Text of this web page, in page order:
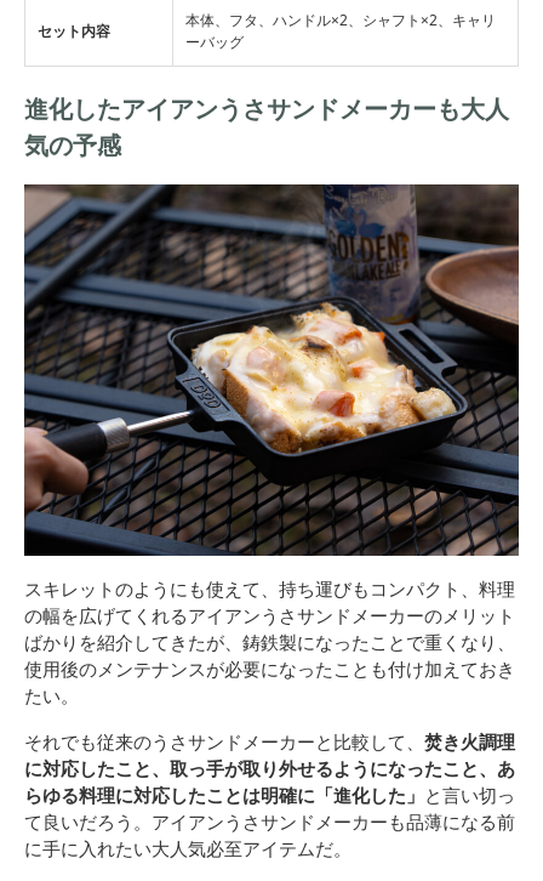
セット内容
本体、フタ、ハンドル×2、シャフト×2、キャリ
ーバッグ
進化したアイアンうさサンドメーカーも大人
気の予感
スキレットのようにも使えて、持ち運びもコンパクト、料理
の幅を広げてくれるアイアンうさサンドメーカーのメリット
ばかりを紹介してきたが、鋳鉄製になったことで重くなり、
使用後のメンテナンスが必要になったことも付け加えておき
たい。
それでも従来のうさサンドメーカーと比較して、 焚き火調理
に対応したこと、取っ手が取り外せるようになったこと、あ
らゆる料理に対応したことは明確に「進化した」 と言い切っ
て良いだろう。アイアンうさサンドメーカーも品薄になる前
に手に入れたい大人気必至アイテムだ。